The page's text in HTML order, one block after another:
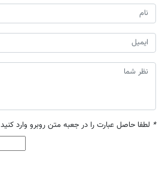
* لطفا حاصل عبارت را در جعبه متن روبرو وارد کنید